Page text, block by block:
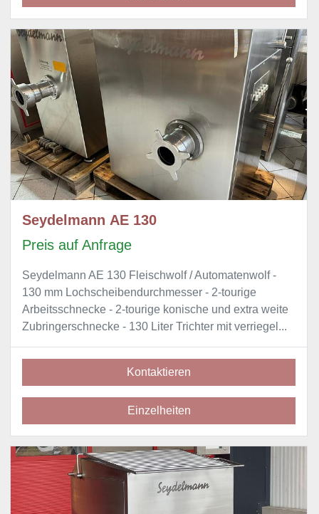
Seydelmann AE 130
Preis auf Anfrage
Seydelmann AE 130 Fleischwolf / Automatenwolf -
130 mm Lochscheibendurchmesser - 2-tourige
Arbeitsschnecke - 2-tourige konische und extra weite
Zubringerschnecke - 130 Liter Trichter mit verriegel...
Kontaktieren
Einzelheiten